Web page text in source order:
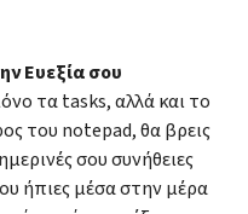
Ευεξία σου
τα tasks, αλλά και το
του notepad, θα βρεις
σου συνήθειες
ήπιες μέσα στην μέρα